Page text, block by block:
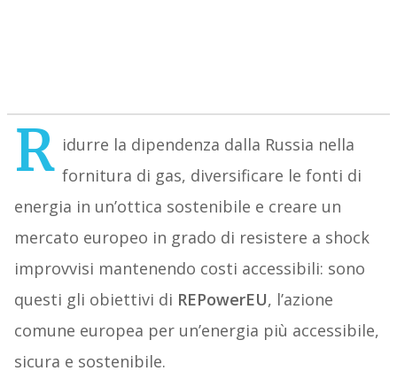
R idurre la dipendenza dalla Russia nella
fornitura di gas, diversificare le fonti di
energia in un’ottica sostenibile e creare un
mercato europeo in grado di resistere a shock
improvvisi mantenendo costi accessibili: sono
questi gli obiettivi di REPowerEU, l’azione
comune europea per un’energia più accessibile,
sicura e sostenibile.